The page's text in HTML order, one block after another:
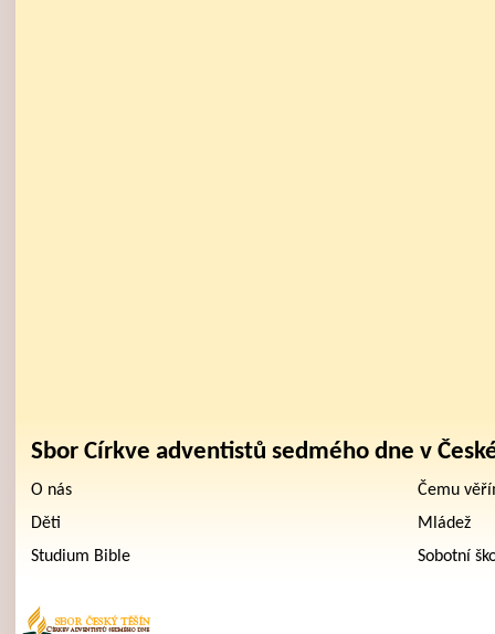
Sbor Církve adventistů sedmého dne v
O nás
Čemu
Děti
Mládež
Studium Bible
Sobotní